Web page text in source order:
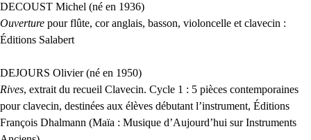
DECOUST Michel (né en 1936)
Ouverture pour flûte, cor anglais, basson, violoncelle et clavecin :
Éditions Salabert
DEJOURS Olivier (né en 1950)
Rives, extrait du recueil Clavecin. Cycle 1 : 5 pièces contemporaines
pour clavecin, destinées aux élèves débutant l’instrument, Éditions
François Dhalmann (Maïa : Musique d’Aujourd’hui sur Instruments